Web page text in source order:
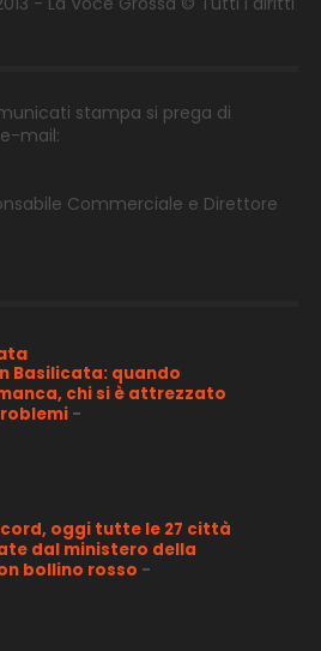
stampa si prega di
mail:
Commerciale e Direttore
Basilicata: quando
chi si è attrezzato
-
oggi tutte le 27 città
dal ministero della
bollino rosso -